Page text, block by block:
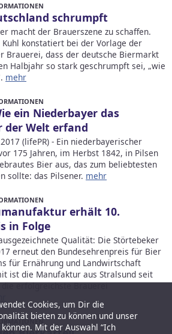
schrumpft
macht der Brauerszene zu schaffen.
konstatiert bei der Vorlage der
Brauerei, dass der deutsche Biermarkt
Halbjahr so stark geschrumpft sei, „wie
mehr
ein Niederbayer das
der Welt erfand
(lifePR) - Ein niederbayerischer
175 Jahren, im Herbst 1842, in Pilsen
Bier aus, das zum beliebtesten
sollte: das Pilsener. mehr
erhält 10.
in Folge
Qualität: Die Störtebeker
erneut den Bundesehrenpreis für Bier
für Ernährung und Landwirtschaft
ist die Manufaktur aus Stralsund seit
erfolgreichste Brauerei
Cookies, um Dir die
bieten zu können und unser
Mit der Auswahl “Ich